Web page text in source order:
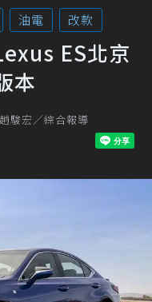
油電 改款
ES北京
本
駿宏／綜合報導